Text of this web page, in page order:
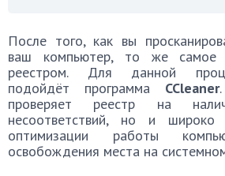
После того, как вы
ваш компьютер, то же самое
реестром. Для данной
подойдёт программа CCleaner
проверяет реестр на
несоответствий, но и широко
оптимизации работы
освобождения места на